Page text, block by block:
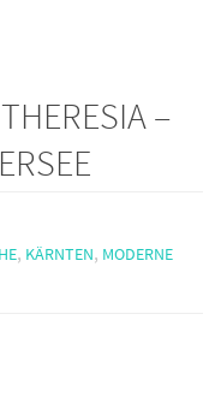
–
, KÄRNTEN, MODERNE